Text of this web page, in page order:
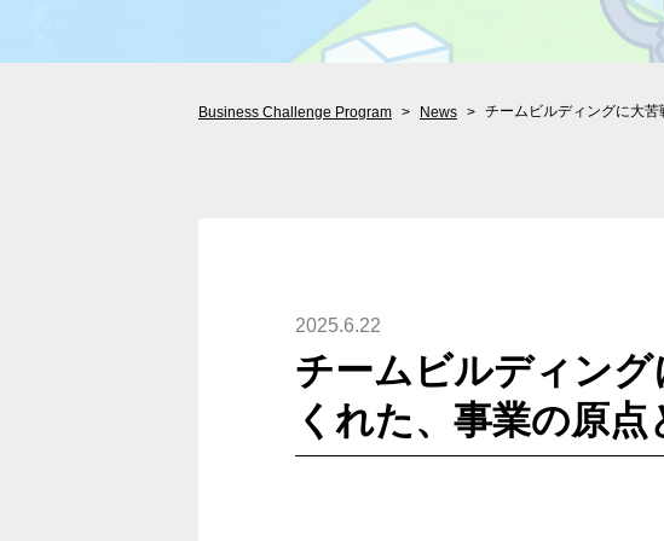
Business Challenge Program News チームビルディングに大
2025.6.22
チームビルディン
くれた、事業の原点